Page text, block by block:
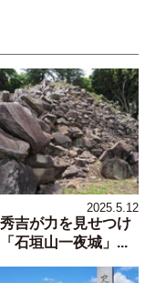
2025.5.12
吉が力を見せつけ
石垣山一夜城」...